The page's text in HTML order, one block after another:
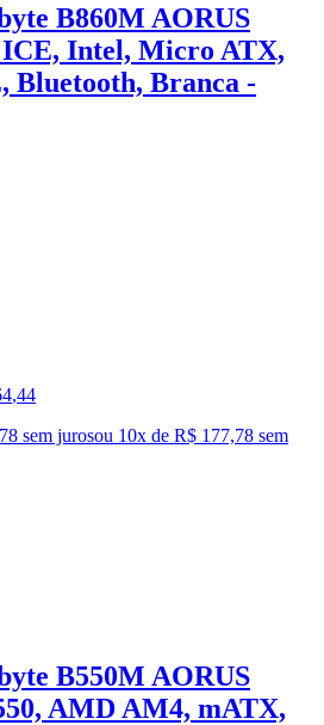
B860M AORUS
Intel, Micro ATX,
Bluetooth, Branca -
,44
sem jurosou 10x de R$ 177,78 sem
B550M AORUS
AMD AM4, mATX,